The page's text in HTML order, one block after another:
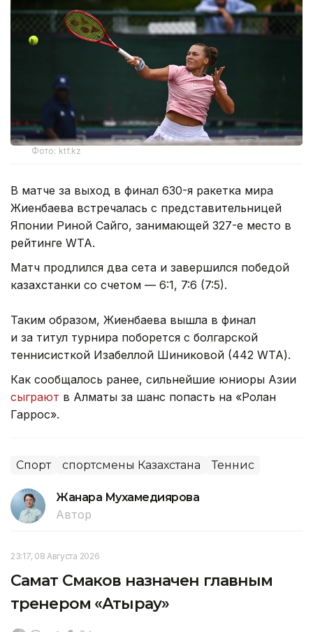
Фото: ktf.kz
В матче за выход в финал 630-я ракетка мира
Жиенбаева встречалась с представительницей
Японии Риной Сайго, занимающей 327-е место в
рейтинге WTA.
Матч продлился два сета и завершился победой
казахстанки со счетом — 6:1, 7:6 (7:5).
Таким образом, Жиенбаева вышла в финал
и за титул турнира поборется с болгарской
теннисисткой Изабеллой Шиниковой (442 WTA).
Как сообщалось ранее, сильнейшие юниоры Азии
сыграют в Алматы за шанс попасть на «Ролан
Гаррос».
Спорт спортсмены Казахстана Теннис
Жанара Мухамедиярова
Автор
23:17, 08 Августа 2026
Самат Смаков назначен главным
тренером «Атырау»